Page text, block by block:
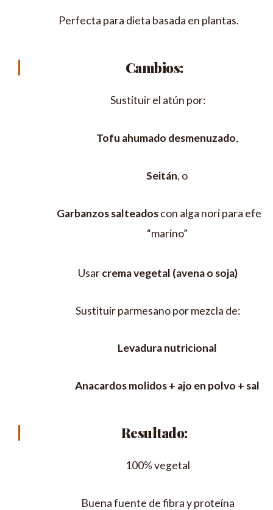
Perfecta para dieta basada en plantas.
Cambios:
Sustituir el atún por:
Tofu ahumado desmenuzado,
Seitán, o
Garbanzos salteadoscon alga nori para
“marino”
Usarcrema vegetal (avena o soja)
Sustituir parmesano por mezcla de:
Levadura nutricional
Anacardos molidos + ajo en polvo + sal
Resultado:
100% vegetal
Buena fuente de fibra y proteína